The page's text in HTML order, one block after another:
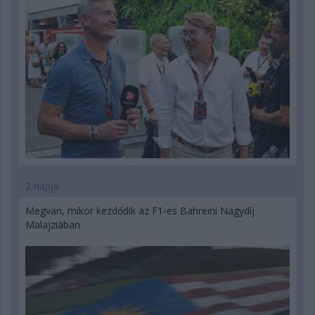
2 napja
Megvan, mikor kezdődik az F1-es Bahreini Nagydíj
Malajziában